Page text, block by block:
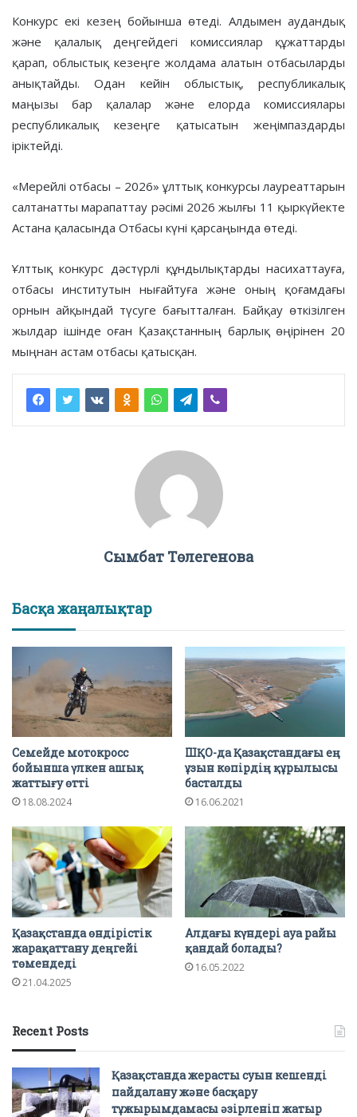
Конкурс екі кезең бойынша өтеді. Алдымен аудандық
және қалалық деңгейдегі комиссиялар құжаттарды
қарап, облыстық кезеңге жолдама алатын отбасыларды
анықтайды. Одан кейін облыстық, республикалық
маңызы бар қалалар және елорда комиссиялары
республикалық кезеңге қатысатын жеңімпаздарды
іріктейді.
«Мерейлі отбасы – 2026» ұлттық конкурсы лауреаттарын
салтанатты марапаттау рәсімі 2026 жылғы 11 қыркүйекте
Астана қаласында Отбасы күні қарсаңында өтеді.
Ұлттық конкурс дәстүрлі құндылықтарды насихаттауға,
отбасы институтын нығайтуға және оның қоғамдағы
орнын айқындай түсуге бағытталған. Байқау өткізілген
жылдар ішінде оған Қазақстанның барлық өңірінен 20
мыңнан астам отбасы қатысқан.
Сымбат Төлегенова
Басқа жаңалықтар
Семейде мотокросс
бойынша үлкен ашық
жаттығу өтті
18.08.2024
ШҚО-да Қазақстандағы ең
ұзын көпірдің құрылысы
басталды
16.06.2021
Қазақстанда өндірістік
жарақаттану деңгейі
төмендеді
21.04.2025
Алдағы күндері ауа райы
қандай болады?
16.05.2022
Recent Posts
Қазақстанда жерасты суын кешенді
пайдалану және басқару
тұжырымдамасы әзірленіп жатыр